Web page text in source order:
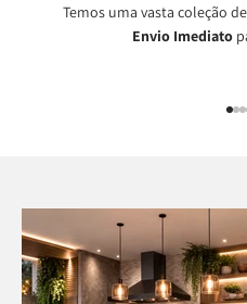
Temos uma vasta coleção
Envio Imediato